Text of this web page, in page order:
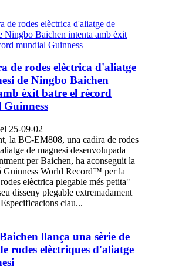
de rodes elèctrica d'aliatge
de Ningbo Baichen
èxit batre el rècord
25-09-02
la BC-EM808, una cadira de rodes
de magnesi desenvolupada
per Baichen, ha aconseguit la
Guinness World Record™ per la
elèctrica plegable més petita"
disseny plegable extremadament
clau...
llança una sèrie de
rodes elèctriques d'aliatge